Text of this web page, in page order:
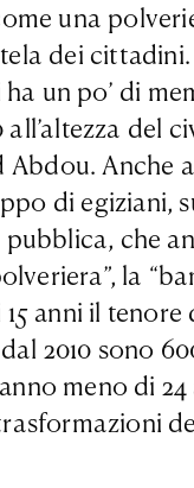
una
dei
un po’ di
all’altezza
Abdou.
di egiziani,
che
la
anni il
2010 sono
meno di